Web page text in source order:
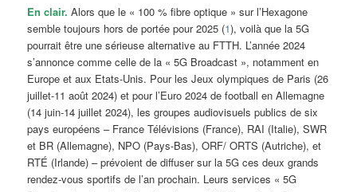
En clair. Alors que le « 100 % fibre optique » sur l’Hexagone
semble toujours hors de portée pour 2025 (1), voilà que la 5G
pourrait être une sérieuse alternative au FTTH. L’année 2024
s’annonce comme celle de la « 5G Broadcast », notamment en
Europe et aux Etats-Unis. Pour les Jeux olympiques de Paris (26
juillet-11 août 2024) et pour l’Euro 2024 de football en Allemagne
(14 juin-14 juillet 2024), les groupes audiovisuels publics de six
pays européens – France Télévisions (France), RAI (Italie), SWR
et BR (Allemagne), NPO (Pays-Bas), ORF/ ORTS (Autriche), et
RTÉ (Irlande) – prévoient de diffuser sur la 5G ces deux grands
rendez-vous sportifs de l’an prochain. Leurs services « 5G